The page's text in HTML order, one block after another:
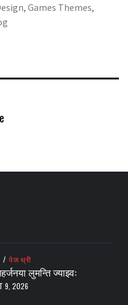
Games Themes,
/ पेज थ्री
लुमन्ति ज्याझ्वः
9, 2026